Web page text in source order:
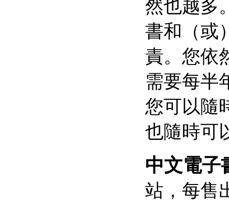
然也越多
書和（或
責。您依
需要每半
您可以隨
也隨時可
中文電子
站，每售